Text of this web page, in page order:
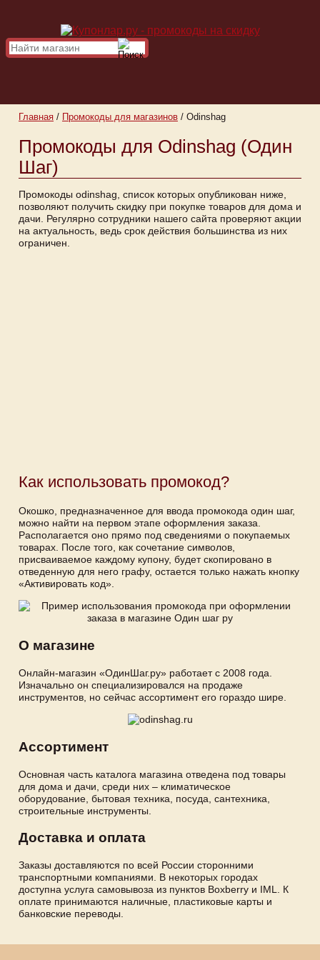
Главная / Промокоды для магазинов / Odinshag
Промокоды для Odinshag (Один
Шаг)
Промокоды odinshag, список которых опубликован ниже,
позволяют получить скидку при покупке товаров для дома и
дачи. Регулярно сотрудники нашего сайта проверяют акции
на актуальность, ведь срок действия большинства из них
ограничен.
Как использовать промокод?
Окошко, предназначенное для ввода промокода один шаг,
можно найти на первом этапе оформления заказа.
Располагается оно прямо под сведениями о покупаемых
товарах. После того, как сочетание символов,
присваиваемое каждому купону, будет скопировано в
отведенную для него графу, остается только нажать кнопку
«Активировать код».
О магазине
Онлайн-магазин «ОдинШаг.ру» работает с 2008 года.
Изначально он специализировался на продаже
инструментов, но сейчас ассортимент его гораздо шире.
Ассортимент
Основная часть каталога магазина отведена под товары
для дома и дачи, среди них – климатическое
оборудование, бытовая техника, посуда, сантехника,
строительные инструменты.
Доставка и оплата
Заказы доставляются по всей России сторонними
транспортными компаниями. В некоторых городах
доступна услуга самовывоза из пунктов Boxberry и IML. К
оплате принимаются наличные, пластиковые карты и
банковские переводы.